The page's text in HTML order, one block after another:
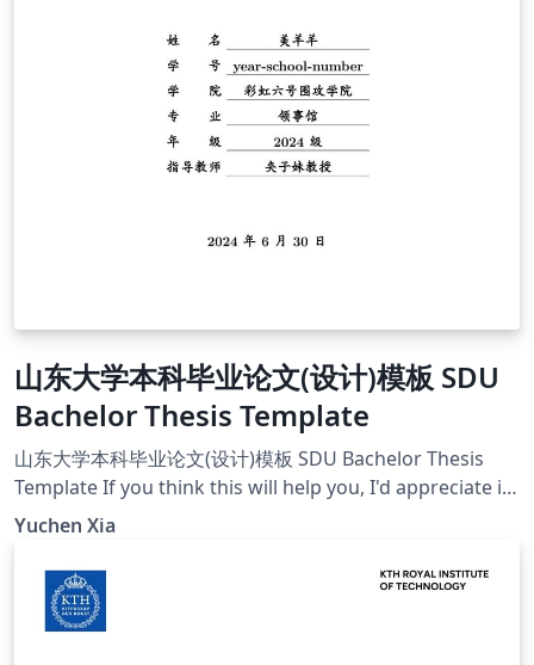
山东大学本科毕业论文(设计)模板 SDU
Bachelor Thesis Template
山东大学本科毕业论文(设计)模板 SDU Bachelor Thesis
Template If you think this will help you, I'd appreciate it
if you can give a star on this project's github
University-Undergraduate-Thesis-Design-Template].
Yuchen Xia